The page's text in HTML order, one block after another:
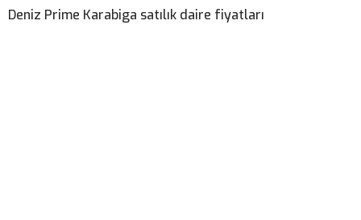
Deniz Prime Karabiga satılık daire fiyatları